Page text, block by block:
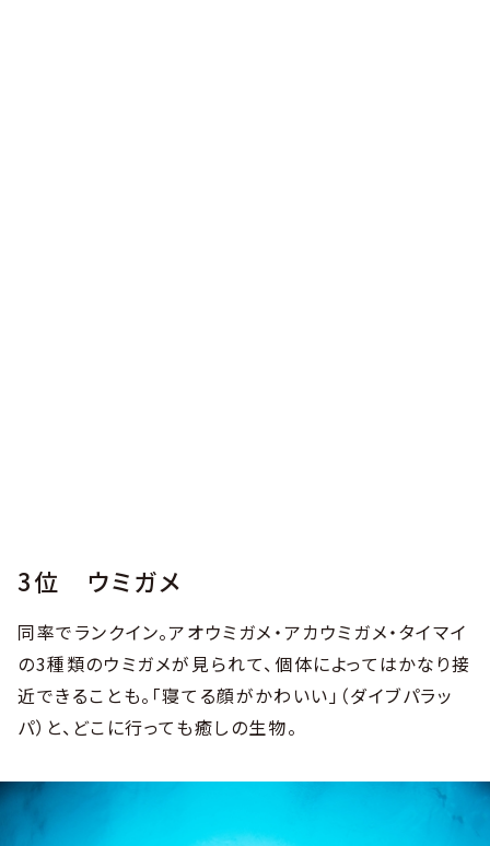
3位 ウミガメ
同率でランクイン。アオウミガメ・アカウミガメ・タイマイ
の3種類のウミガメが見られて、個体によってはかなり接
近できることも。「寝てる顔がかわいい」（ダイブパラッ
パ）と、どこに行っても癒しの生物。